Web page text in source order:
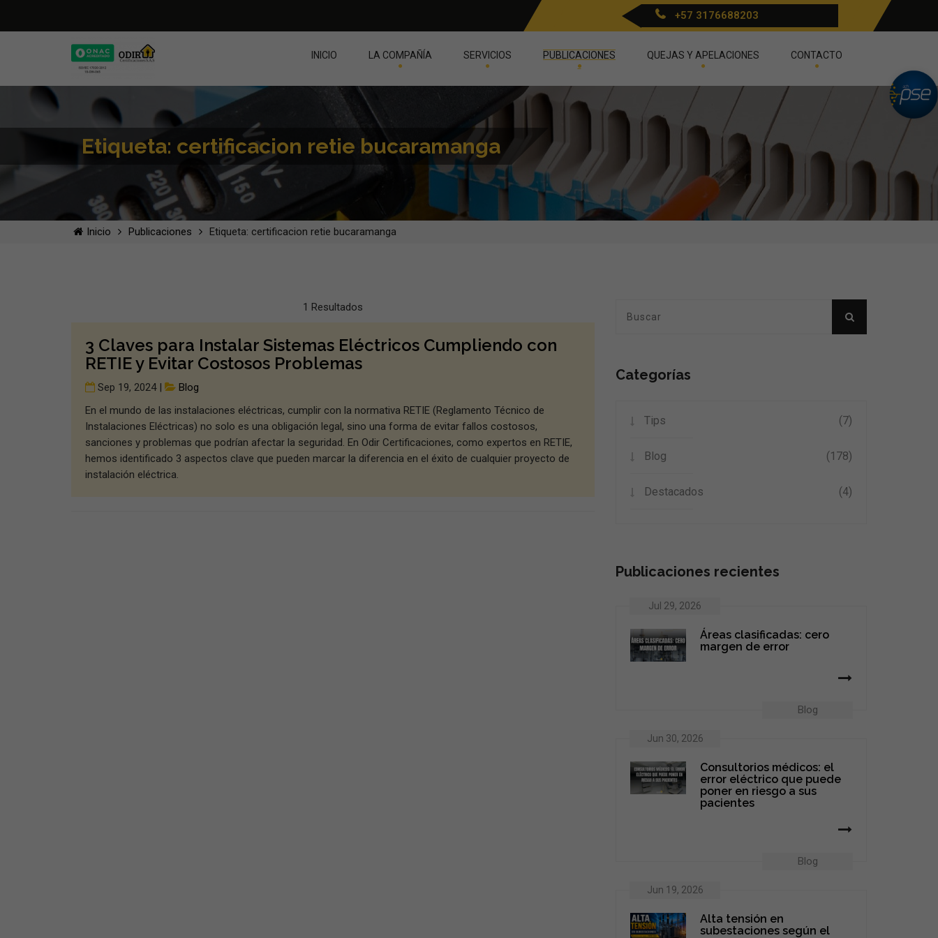
+57 3176688203
INICIO LA COMPAÑÍA SERVICIOS PUBLICACIONES QUEJAS Y APELACIONES CONTACTO
Etiqueta: certificacion retie bucaramanga
Inicio Publicaciones Etiqueta: certificacion retie bucaramanga
1 Resultados
3 Claves para Instalar Sistemas Eléctricos Cumpliendo con
RETIE y Evitar Costosos Problemas
Sep 19, 2024 |
Blog
En el mundo de las instalaciones eléctricas, cumplir con la normativa RETIE (Reglamento Técnico de
Instalaciones Eléctricas) no solo es una obligación legal, sino una forma de evitar fallos costosos,
sanciones y problemas que podrían afectar la seguridad. En Odir Certificaciones, como expertos en RETIE,
hemos identificado 3 aspectos clave que pueden marcar la diferencia en el éxito de cualquier proyecto de
instalación eléctrica.
Categorías
Tips (7)
Blog (178)
Destacados (4)
Publicaciones recientes
Jul 29, 2026
Blog
Áreas clasificadas: cero
margen de error
Jun 30, 2026
Blog
Consultorios médicos: el
error eléctrico que puede
poner en riesgo a sus
pacientes
Jun 19, 2026
Alta tensión en
subestaciones según el